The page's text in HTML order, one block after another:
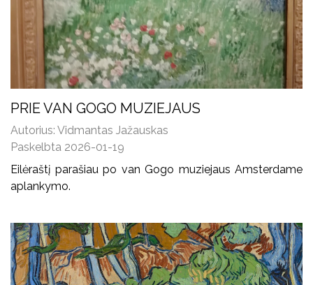
PRIE VAN GOGO MUZIEJAUS
Autorius: Vidmantas Jažauskas
Paskelbta 2026-01-19
Eilėraštį parašiau po van Gogo muziejaus Amsterdame
aplankymo.